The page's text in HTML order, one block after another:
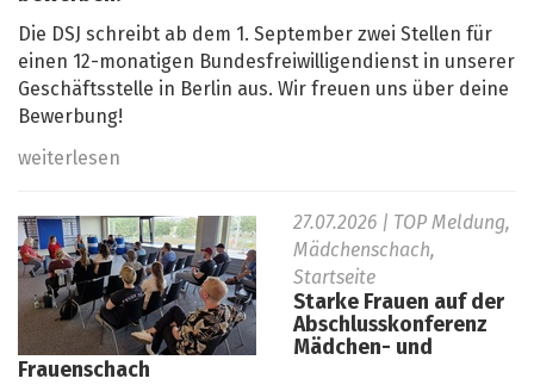
Die DSJ schreibt ab dem 1. September zwei Stellen für
einen 12-monatigen Bundesfreiwilligendienst in unserer
Geschäftsstelle in Berlin aus. Wir freuen uns über deine
Bewerbung!
weiterlesen
27.07.2026 | TOP Meldung,
Mädchenschach,
Startseite
Starke Frauen auf der
Abschlusskonferenz
Mädchen- und
Frauenschach